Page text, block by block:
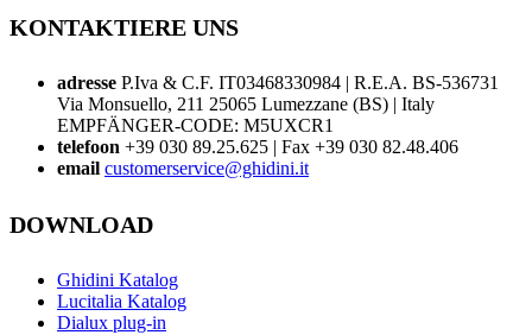
KONTAKTIERE UNS
adresse P.Iva & C.F. IT03468330984 | R.E.A. BS-536731
Via Monsuello, 211 25065 Lumezzane (BS) | Italy
EMPFÄNGER-CODE: M5UXCR1
telefoon +39 030 89.25.625 | Fax +39 030 82.48.406
email customerservice@ghidini.it
DOWNLOAD
Ghidini Katalog
Lucitalia Katalog
Dialux plug-in